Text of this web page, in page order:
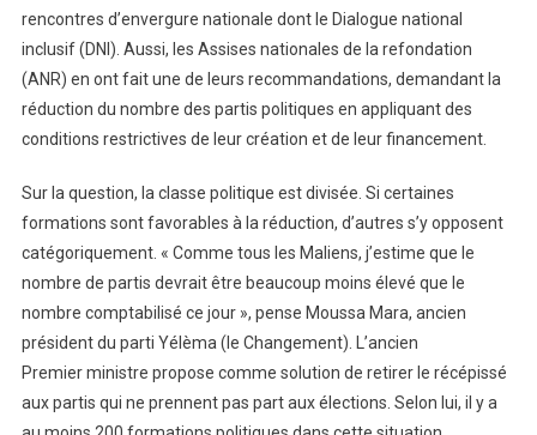
rencontres d’envergure nationale dont le Dialogue national
inclusif (DNI). Aussi, les Assises nationales de la refondation
(ANR) en ont fait une de leurs recommandations, demandant la
réduction du nombre des partis politiques en appliquant des
conditions restrictives de leur création et de leur financement.
Sur la question, la classe politique est divisée. Si certaines
formations sont favorables à la réduction, d’autres s’y opposent
catégoriquement. « Comme tous les Maliens, j’estime que le
nombre de partis devrait être beaucoup moins élevé que le
nombre comptabilisé ce jour », pense Moussa Mara, ancien
président du parti Yélèma (le Changement). L’ancien
Premier ministre propose comme solution de retirer le récépissé
aux partis qui ne prennent pas part aux élections. Selon lui, il y a